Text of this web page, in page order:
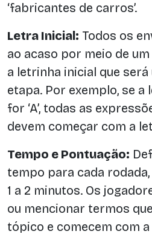
‘fabricantes de carros’.
Letra Inicial: Todos os
ao acaso por meio de
a letrinha inicial que será
etapa. Por exemplo, se
for ‘A’, todas as
devem começar com a
Tempo e Pontuação:
tempo para cada
1 a 2 minutos. Os
ou mencionar termos
tópico e comecem com